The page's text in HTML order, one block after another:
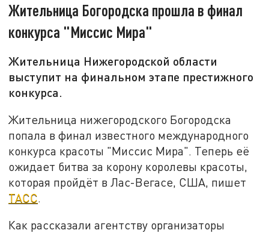
Жительница Богородска прошла в финал
конкурса "Миссис Мира"
Жительница Нижегородской области
выступит на финальном этапе престижного
конкурса.
Жительница нижегородского Богородска
попала в финал известного международного
конкурса красоты "Миссис Мира". Теперь её
ожидает битва за корону королевы красоты,
которая пройдёт в Лас-Вегасе, США, пишет
ТАСС.
Как рассказали агентству организаторы